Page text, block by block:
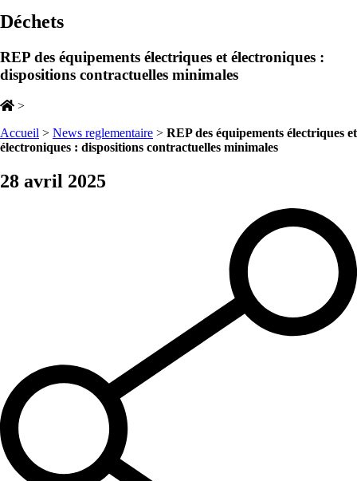
Déchets
REP des équipements électriques et électroniques :
dispositions contractuelles minimales
>
Accueil > News reglementaire > REP des équipements électriques et
électroniques : dispositions contractuelles minimales
28 avril 2025